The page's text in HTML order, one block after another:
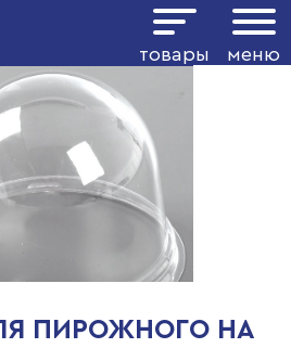
товары меню
ПИРОЖНОГО НА